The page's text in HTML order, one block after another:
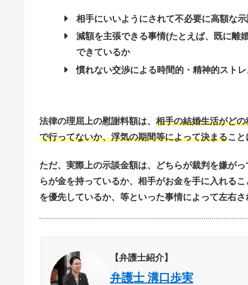
相手にいいようにされて不必要に高額な
減額を主張できる事情(たとえば、既に離
できているか
慣れない交渉による 時間的・精神的ストレ
法律の理屈上の慰謝料額は、 相手の結婚生活がど
で行ってないか、浮気の期間等によって決まること
ただ、実際上の示談金額は、どちらが裁判を嫌が
らが金を持っているか、相手がお金を手に入れる
を優先しているか、等といった事情によって左右さ
【弁護士紹介】
弁護士 溝口歩実